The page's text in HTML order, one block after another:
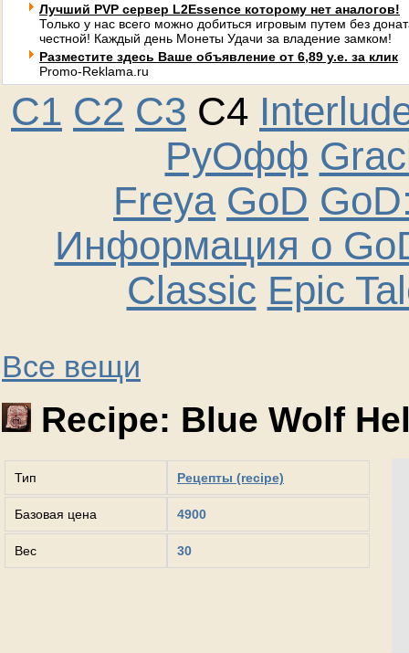
Лучший PVP сервер L2Essence которому нет аналогов!
Только у нас всего можно добиться игровым путем без
честной! Каждый день Монеты Удачи за владение замком!
Разместите здесь Ваше объявление от 6,89 у.е. за клик
Promo-Reklama.ru
C1 C2 C3 C4
РуОфф
Freya GoD
Информация о
Classic Epic
Все вещи
Recipe: Blue Wolf
Тип Рецепты (recipe)
Базовая цена 4900
Вес 30